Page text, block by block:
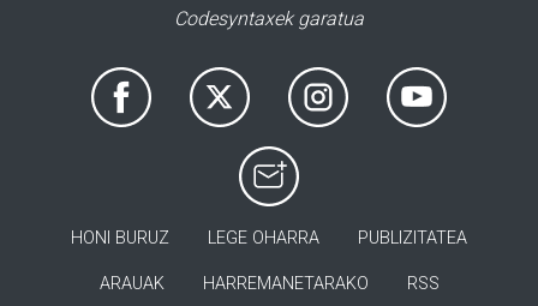
Codesyntaxek garatua
HONI BURUZ LEGE OHARRA PUBLIZITATEA
ARAUAK HARREMANETARAKO RSS